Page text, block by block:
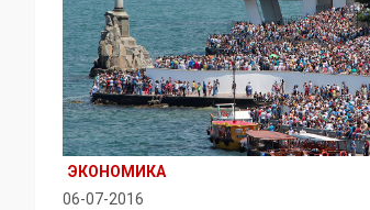
ЭКОНОМИКА
06-07-2016